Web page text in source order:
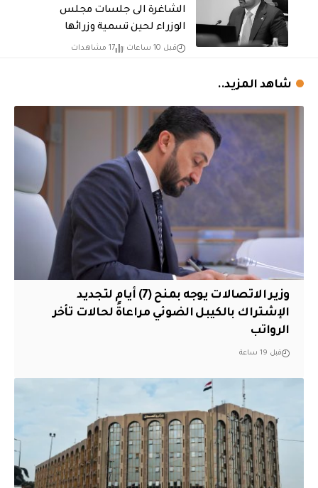
الشاغرة الى جلسات مجلس
الوزراء لحين تسمية وزرائها
قبل 10 ساعات 17 مشاهدات
شاهد المزيد..
وزير الاتصالات يوجه بمنح (7) أيام لتجديد
الإشتراك بالكيبل الضوئي مراعاةً لحالات تأخر
الرواتب
قبل 19 ساعة